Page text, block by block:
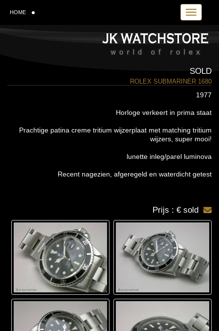
Toggle
HOME
SOLD
ROLEX SUBMARINER 1680
1977
Horloge verkeert in prima staat
Prachtige patina creme tritium wijzerplaat met matching tritium
wijzers, super mooi!
lunette inleg/parel luminova
Recent nagezien, afgeregeld en waterdicht getest
Prijs : € sold